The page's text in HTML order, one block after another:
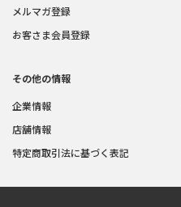
メルマガ登録
お客さま会員登録
その他の情報
企業情報
店舗情報
特定商取引法に基づく表記